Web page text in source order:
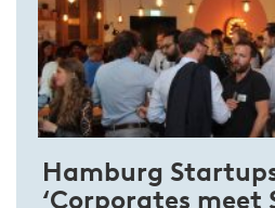
Hamburg
‘Corporates meet